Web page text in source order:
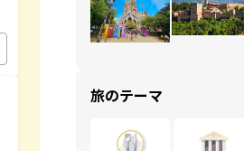
旅のテーマ